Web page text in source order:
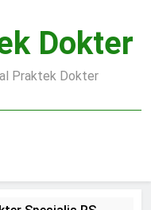
Dokter
Praktek Dokter